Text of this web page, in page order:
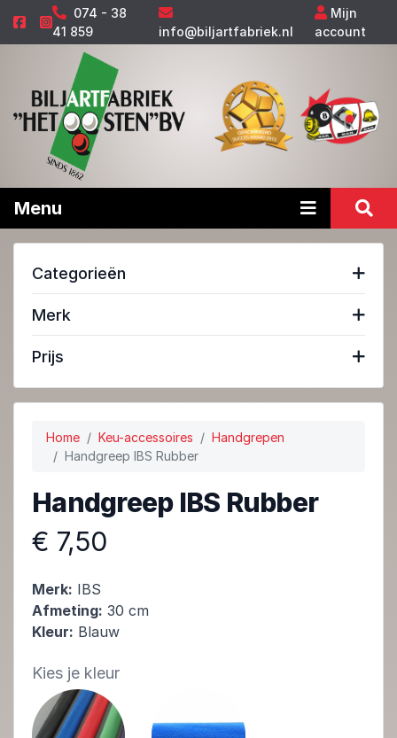
074 - 38
41 859
info@biljartfabriek.nl
Mijn
account
Menu
Categorieën
Merk
Prijs
Home Keu-accessoires
Handgrepen
Handgreep IBS Rubber
Handgreep IBS Rubber
€ 7,50
Merk: IBS
Afmeting: 30 cm
Kleur: Blauw
Kies je kleur